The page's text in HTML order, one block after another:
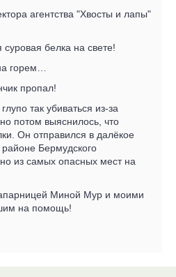
агентства "Хвосты и лапы"
белка на свете!
горем…
пропал!
так убиваться из-за
потом выяснилось, что
Он отправился в далёкое
Бермудского
из самых опасных мест на
Миной Мур и моими
на помощь!